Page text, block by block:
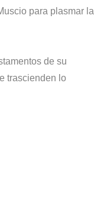
para plasmar la
de su
trascienden lo